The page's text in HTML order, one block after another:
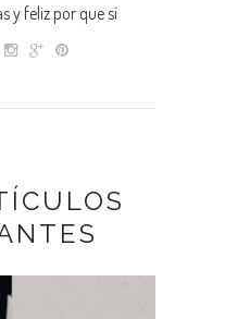
y feliz por que sí